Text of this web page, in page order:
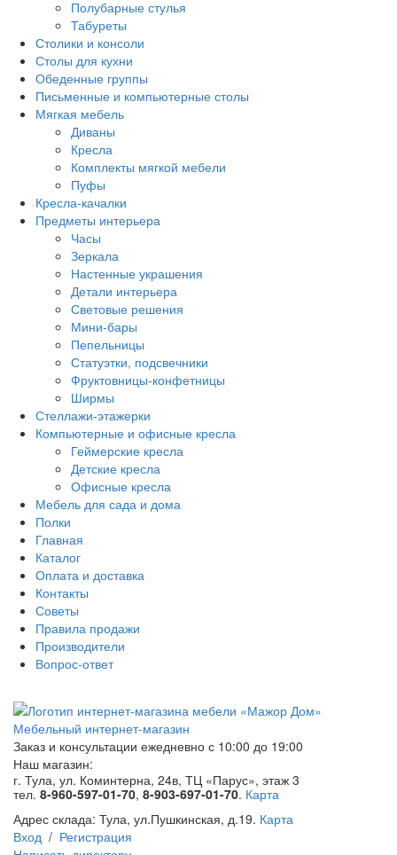
Полубарные стулья
Табуреты
Столики и консоли
Столы для кухни
Обеденные группы
Письменные и компьютерные столы
Мягкая мебель
Диваны
Кресла
Комплекты мягкой мебели
Пуфы
Кресла-качалки
Предметы интерьера
Часы
Зеркала
Настенные украшения
Детали интерьера
Световые решения
Мини-бары
Пепельницы
Статуэтки, подсвечники
Фруктовницы-конфетницы
Ширмы
Стеллажи-этажерки
Компьютерные и офисные кресла
Геймерские кресла
Детские кресла
Офисные кресла
Мебель для сада и дома
Полки
Главная
Каталог
Оплата и доставка
Контакты
Советы
Правила продажи
Производители
Вопрос-ответ
Мебельный интернет-магазин
Заказ и консультации ежедневно с 10:00 до 19:00
Наш магазин:
г. Тула, ул. Коминтерна, 24в, ТЦ «Парус», этаж 3
тел. 8-960-597-01-70, 8-903-697-01-70. Карта
Адрес склада: Тула, ул.Пушкинская, д.19. Карта
Вход / Регистрация